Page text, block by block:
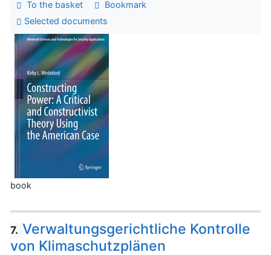
To the basket
Bookmark
Selected documents
book
7. Verwaltungsgerichtliche Kontrolle
von Klimaschutzplänen